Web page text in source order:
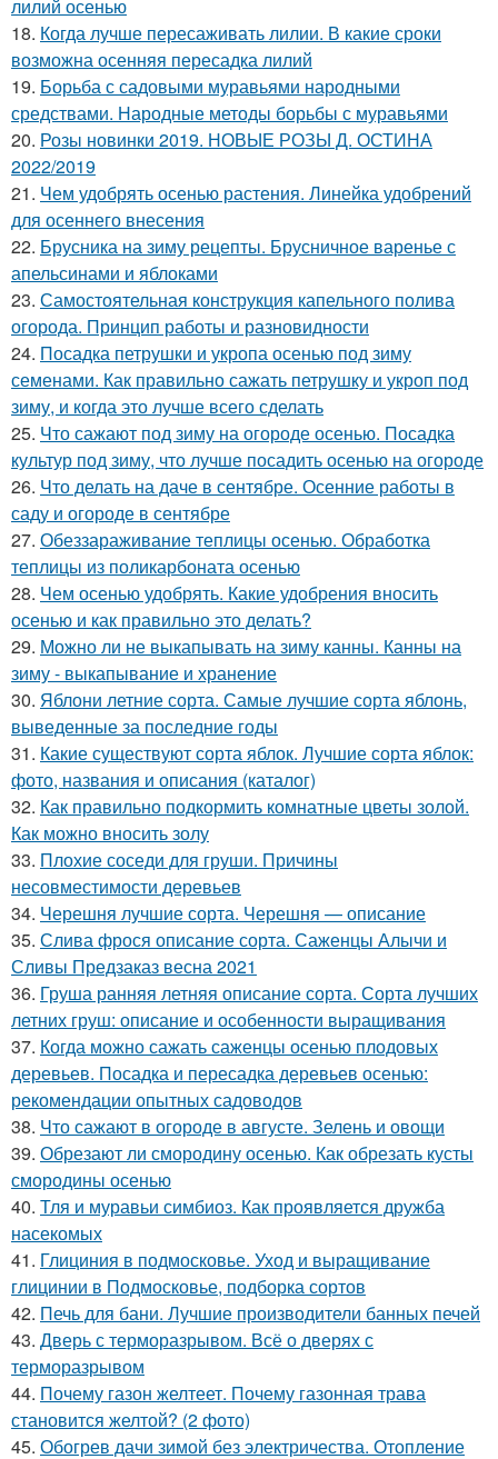
лилий осенью
18. Когда лучше пересаживать лилии. В какие сроки
возможна осенняя пересадка лилий
19. Борьба с садовыми муравьями народными
средствами. Народные методы борьбы с муравьями
20. Розы новинки 2019. НОВЫЕ РОЗЫ Д. ОСТИНА
2022/2019
21. Чем удобрять осенью растения. Линейка удобрений
для осеннего внесения
22. Брусника на зиму рецепты. Брусничное варенье с
апельсинами и яблоками
23. Самостоятельная конструкция капельного полива
огорода. Принцип работы и разновидности
24. Посадка петрушки и укропа осенью под зиму
семенами. Как правильно сажать петрушку и укроп под
зиму, и когда это лучше всего сделать
25. Что сажают под зиму на огороде осенью. Посадка
культур под зиму, что лучше посадить осенью на огороде
26. Что делать на даче в сентябре. Осенние работы в
саду и огороде в сентябре
27. Обеззараживание теплицы осенью. Обработка
теплицы из поликарбоната осенью
28. Чем осенью удобрять. Какие удобрения вносить
осенью и как правильно это делать?
29. Можно ли не выкапывать на зиму канны. Канны на
зиму - выкапывание и хранение
30. Яблони летние сорта. Самые лучшие сорта яблонь,
выведенные за последние годы
31. Какие существуют сорта яблок. Лучшие сорта яблок:
фото, названия и описания (каталог)
32. Как правильно подкормить комнатные цветы золой.
Как можно вносить золу
33. Плохие соседи для груши. Причины
несовместимости деревьев
34. Черешня лучшие сорта. Черешня — описание
35. Слива фрося описание сорта. Саженцы Алычи и
Сливы Предзаказ весна 2021
36. Груша ранняя летняя описание сорта. Сорта лучших
летних груш: описание и особенности выращивания
37. Когда можно сажать саженцы осенью плодовых
деревьев. Посадка и пересадка деревьев осенью:
рекомендации опытных садоводов
38. Что сажают в огороде в августе. Зелень и овощи
39. Обрезают ли смородину осенью. Как обрезать кусты
смородины осенью
40. Тля и муравьи симбиоз. Как проявляется дружба
насекомых
41. Глициния в подмосковье. Уход и выращивание
глицинии в Подмосковье, подборка сортов
42. Печь для бани. Лучшие производители банных печей
43. Дверь с терморазрывом. Всё о дверях с
терморазрывом
44. Почему газон желтеет. Почему газонная трава
становится желтой? (2 фото)
45. Обогрев дачи зимой без электричества. Отопление